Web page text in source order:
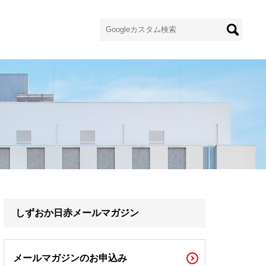
しずおか日赤メールマガジン
メールマガジンのお申込み